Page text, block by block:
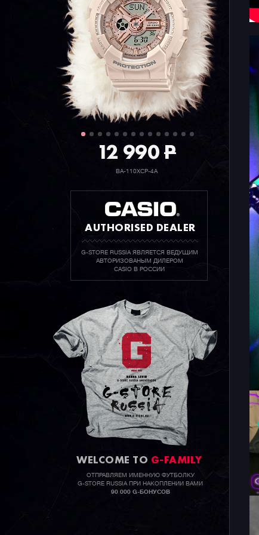
12 990P
BA-110XCP-4A
AUTHORISED DEALER
G-STORE RUSSIA ЯВЛЯЕТСЯ ВЕДУЩИМ
АВТОРИЗОВАНЫМ ДИЛЕРОМ
CASIO В РОССИИ
WELCOME TO G-FAMILY
ОТПРАВЛЯЕМ ИМЕННУЮ ФУТБОЛКУ
G-STORE RUSSIA ПРИ НАКОПЛЕНИИ ВАМИ
90 000 G-БОНУСОВ